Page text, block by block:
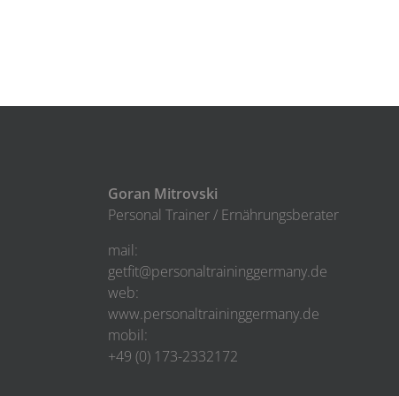
Goran Mitrovski
Personal Trainer / Ernährungsberater
mail:
getfit@personaltraininggermany.de
web:
www.personaltraininggermany.de
mobil:
+49 (0) 173-2332172